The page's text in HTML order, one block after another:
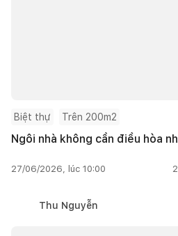
Biệt thự Trên 200m2
Ngôi nhà không cần điều hòa
27/06/2026, lúc 10:00 2
Thu Nguyễn